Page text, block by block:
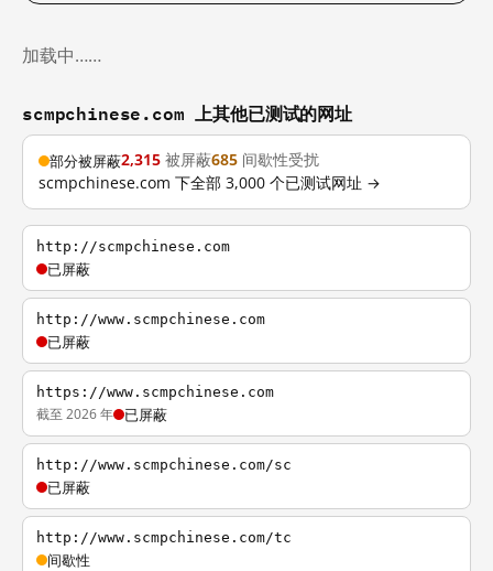
加载中……
scmpchinese.com 上其他已测试的网址
部分被屏蔽2,315 被屏蔽685 间歇性受扰
scmpchinese.com 下全部 3,000 个已测试网址 →
http://scmpchinese.com
已屏蔽
http://www.scmpchinese.com
已屏蔽
https://www.scmpchinese.com
截至 2026 年 已屏蔽
http://www.scmpchinese.com/sc
已屏蔽
http://www.scmpchinese.com/tc
间歇性